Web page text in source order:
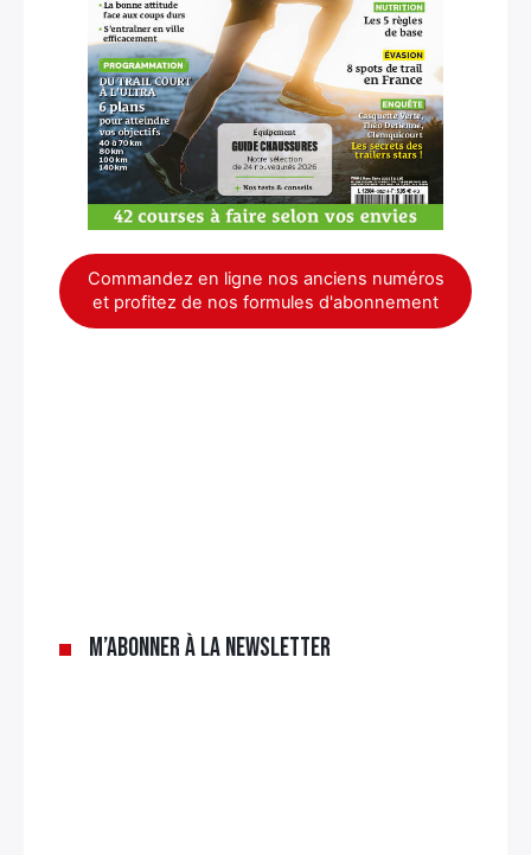
Commandez en ligne nos anciens numéros
et profitez de nos formules d'abonnement
M’abonner à la newsletter
Rechercher